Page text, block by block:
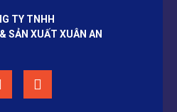
TY TNHH
SẢN XUẤT XUÂN AN